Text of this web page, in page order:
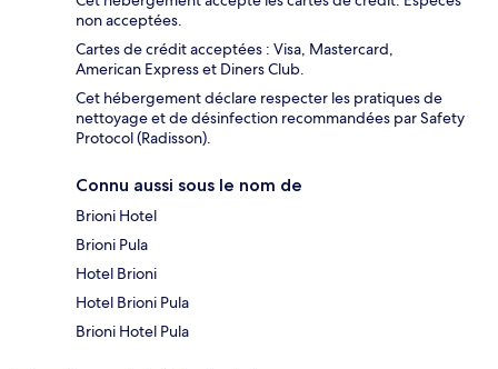
non acceptées.
Cartes de crédit acceptées : Visa, Mastercard,
American Express et Diners Club.
Cet hébergement déclare respecter les pratiques de
nettoyage et de désinfection recommandées par Safety
Protocol (Radisson).
Connu aussi sous le nom de
Brioni Hotel
Brioni Pula
Hotel Brioni
Hotel Brioni Pula
Brioni Hotel Pula